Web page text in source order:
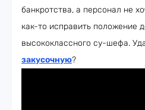
банкротства, а персонал не
как-то исправить положение
высококлассного су-шефа.
закусочную?